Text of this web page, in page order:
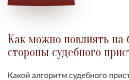
Как можно повлиять на
стороны судебного
Какой алгоритм судебного